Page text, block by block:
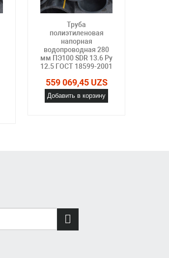
Труба
полиэтиленовая
напорная
водопроводная 280
мм ПЭ100 SDR 13.6 Ру
12.5 ГОСТ 18599-2001
559 069,45 UZS
Добавить в корзину
